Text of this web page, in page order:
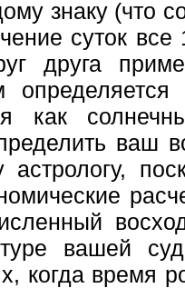
знаку (что
суток
друга
как
ваш
астрологу,
вашей
когда время